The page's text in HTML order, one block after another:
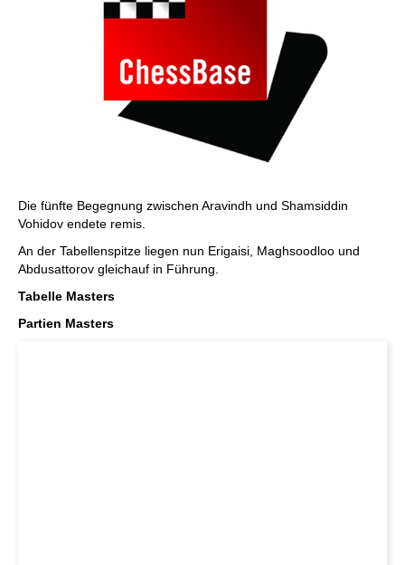
Die fünfte Begegnung zwischen Aravindh und Shamsiddin
Vohidov endete remis.
An der Tabellenspitze liegen nun Erigaisi, Maghsoodloo und
Abdusattorov gleichauf in Führung.
Tabelle Masters
Partien Masters